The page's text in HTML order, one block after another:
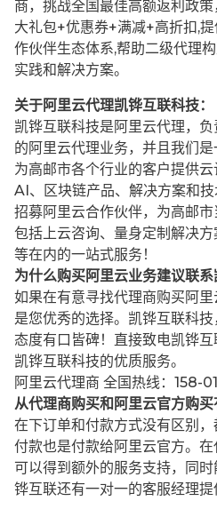
商，挑战全国最佳高额返利政
大礼包+优惠券+满减+高折扣,
作伙伴生态体系,帮助二级代理
实践和解决方案。
关于阿里云代理凯铧互联科技：
凯铧互联科技是阿里云代理，
的阿里云代理业务，并且我们是
为高邮市各个行业的客户提供云
AI、区块链产品、解决方案和
招募阿里云合作伙伴，为高邮市
包括上云咨询、量身定制解决
等在内的一站式服务！
为什么购买阿里云业务建议联系
如果在有意寻找代理商购买阿
是您优秀的选择。凯铧互联科
态度有口皆碑！直接致电凯铧
凯铧互联科技的优质服务。
阿里云代理商 全国热线：158-
从代理商购买和阿里云官方购买
在下订单和付款方式没有区别，
付款也是付款给阿里云官方。
可以得到额外的服务支持，同
铧互联还有一对一的客服经理提